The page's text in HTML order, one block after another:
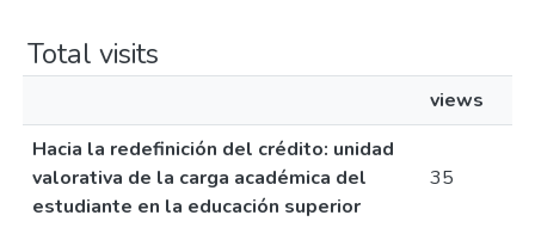
Total visits
views
Hacia la redefinición del crédito: unidad
valorativa de la carga académica del
estudiante en la educación superior
35